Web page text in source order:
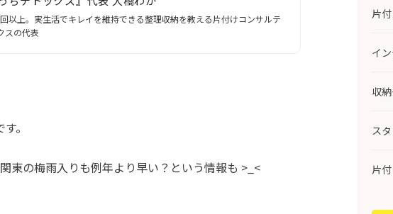
以上。実生活でキレイを維持できる整理収納を教える片付けコンサルテ
スの代表
。
東の梅雨入りも例年より早い？という情報も >_<
片
イ
収
ス
片